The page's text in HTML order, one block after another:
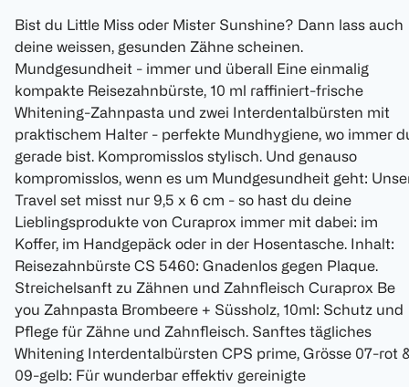
Bist du Little Miss oder Mister Sunshine? Dann lass auch
deine weissen, gesunden Zähne scheinen.
Mundgesundheit - immer und überall Eine einmalig
kompakte Reisezahnbürste, 10 ml raffiniert-frische
Whitening-Zahnpasta und zwei Interdentalbürsten mit
praktischem Halter - perfekte Mundhygiene, wo immer
gerade bist. Kompromisslos stylisch. Und genauso
kompromisslos, wenn es um Mundgesundheit geht:
Travel set misst nur 9,5 x 6 cm - so hast du deine
Lieblingsprodukte von Curaprox immer mit dabei: im
Koffer, im Handgepäck oder in der Hosentasche. Inhalt:
Reisezahnbürste CS 5460: Gnadenlos gegen Plaque.
Streichelsanft zu Zähnen und Zahnfleisch Curaprox Be
you Zahnpasta Brombeere + Süssholz, 10ml: Schutz und
Pflege für Zähne und Zahnfleisch. Sanftes tägliches
Whitening Interdentalbürsten CPS prime, Grösse 07-rot
09-gelb: Für wunderbar effektiv gereinigte